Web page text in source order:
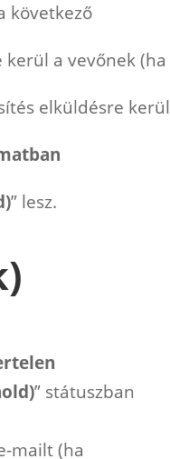
következő
kerül a vevőnek (ha
elküldésre kerül
” lesz.
” státuszban
mailt (ha